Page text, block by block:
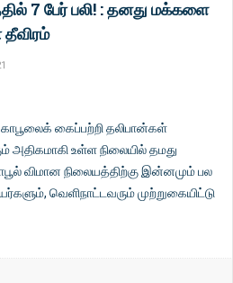
7 பேர் பலி! : தனது மக்களை
கைப்பற்றி தலிபான்கள்
அதிகமாகி உள்ள நிலையில் தமது
விமான நிலையத்திற்கு இன்னமும் பல
வெளிநாட்டவரும் முற்றுகையிட்டு